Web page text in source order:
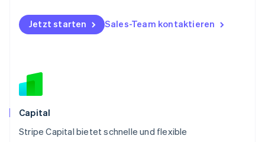
Jetzt starten Sales-Team kontaktieren
Capital
Stripe Capital bietet schnelle und flexible
Polen
English
Portugal
English
Svenska
Schweiz
Singapur